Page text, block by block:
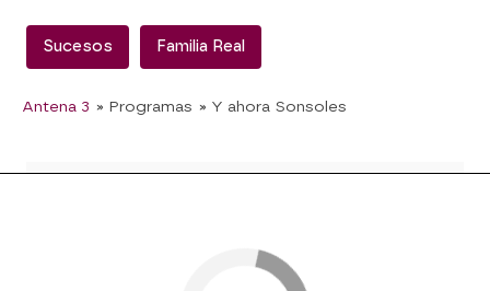
Sucesos Familia Real
Antena 3 » Programas » Y ahora Sonsoles